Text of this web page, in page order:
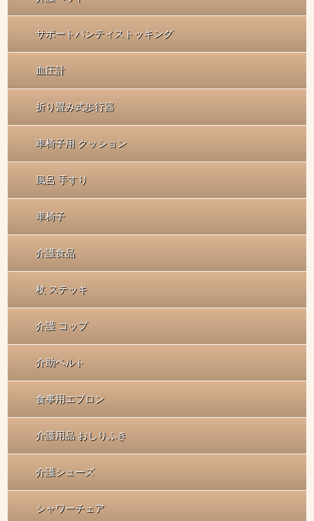
サポートパンティストッキング
血圧計
折り畳み式歩行器
車椅子用 クッション
風呂 手すり
車椅子
介護食品
杖 ステッキ
介護 コップ
介助ベルト
食事用エプロン
介護用品 おしりふき
介護シューズ
シャワーチェア